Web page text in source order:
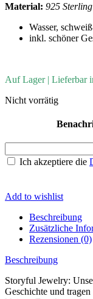
Material: 925
Wasser,
inkl. schöner
Auf Lager | Lieferbar
Nicht vorrätig
Ich akzeptiere die
Add to wishlist
Beschreibung
Zusätzliche
Rezensionen (0)
Beschreibung
Storyful Jewelry:
Geschichte und